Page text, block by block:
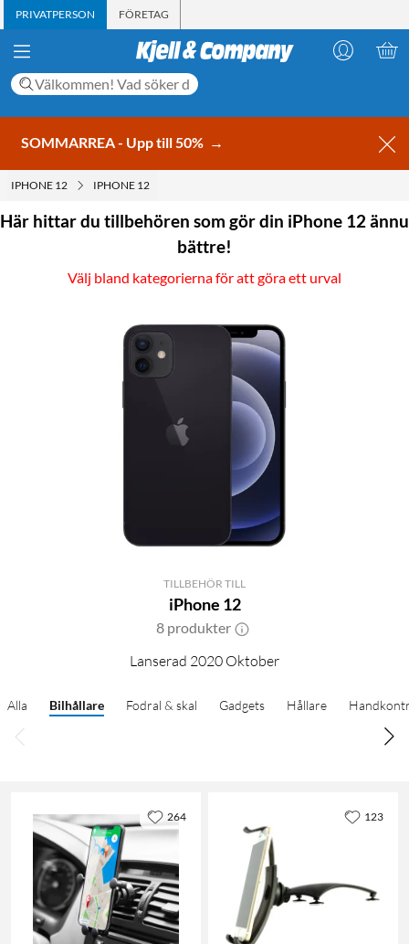
PRIVATPERSON FÖRETAG
SOMMARREA - Upp till 50% →
IPHONE 12 IPHONE 12
Här hittar du tillbehören som gör din iPhone 12 ännu
bättre!
Välj bland kategorierna för att göra ett urval
TILLBEHÖR TILL
iPhone 12
8 produkter
Lanserad 2020 Oktober
Alla Bilhållare Fodral & skal Gadgets Hållare
264 123